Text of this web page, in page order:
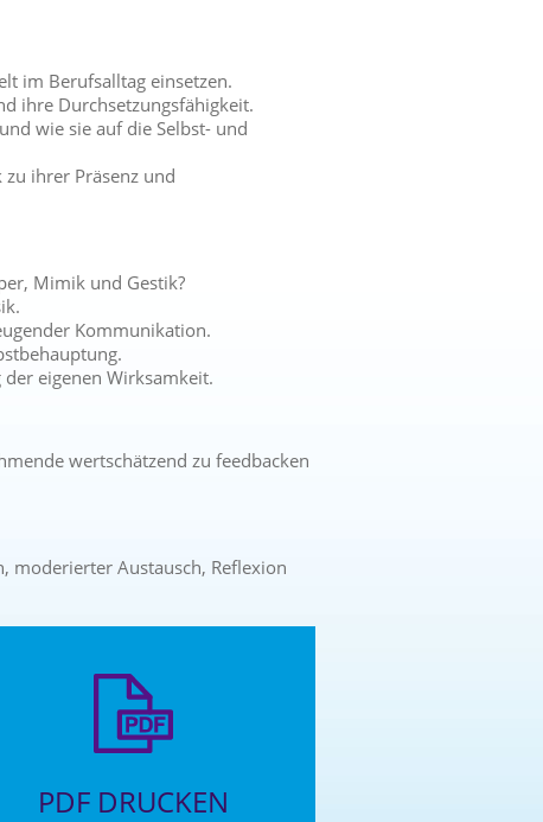
im Berufsalltag einsetzen.
ihre Durchsetzungsfähigkeit.
wie sie auf die Selbst- und
ihrer Präsenz und
Mimik und Gestik?
Kommunikation.
eigenen Wirksamkeit.
wertschätzend zu feedbacken
moderierter Austausch, Reflexion
PDF DRUCKEN